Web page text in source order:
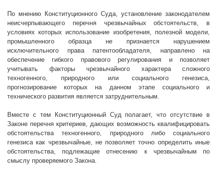
По мнению Конституционного Суда, установление законодателем
неисчерпывающего перечня чрезвычайных обстоятельств, в
условиях которых использование изобретения, полезной модели,
промышленного образца не признается нарушением
исключительного права патентообладателя, направлено на
обеспечение гибкого правового регулирования и позволяет
учитывать факторы чрезвычайного характера сложного
техногенного, природного или социального генезиса,
прогнозирование которых на данном этапе социального и
технического развития является затруднительным.
Вместе с тем Конституционный Суд полагает, что отсутствие в
Законе перечня критериев, дающих возможность квалифицировать
обстоятельства техногенного, природного либо социального
генезиса как чрезвычайные, не позволяет точно определить иные
обстоятельства, подлежащие отнесению к чрезвычайным по
смыслу проверяемого Закона.